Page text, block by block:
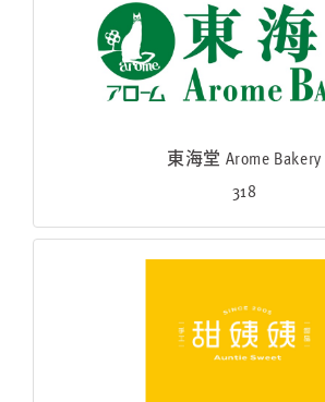
東海堂 Arome Bakery
318